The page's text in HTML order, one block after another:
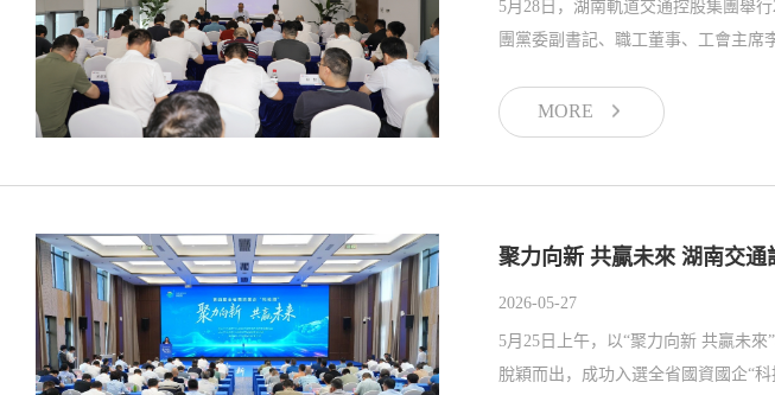
5月28日，湖南軌道交通控股集團舉
團黨委副書記、職工董事、工會主
MORE
聚力向新 共贏未來 湖南交
2026-05-27
5月25日上午，以“聚力向新 共贏未
脫穎而出，成功入選全省國資國企“